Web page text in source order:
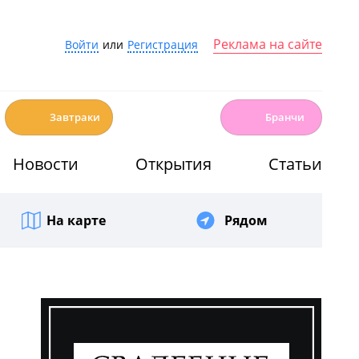
Войти или Регистрация Реклама на сайте
Завтраки Бранчи
Новости Открытия Статьи
На карте Рядом